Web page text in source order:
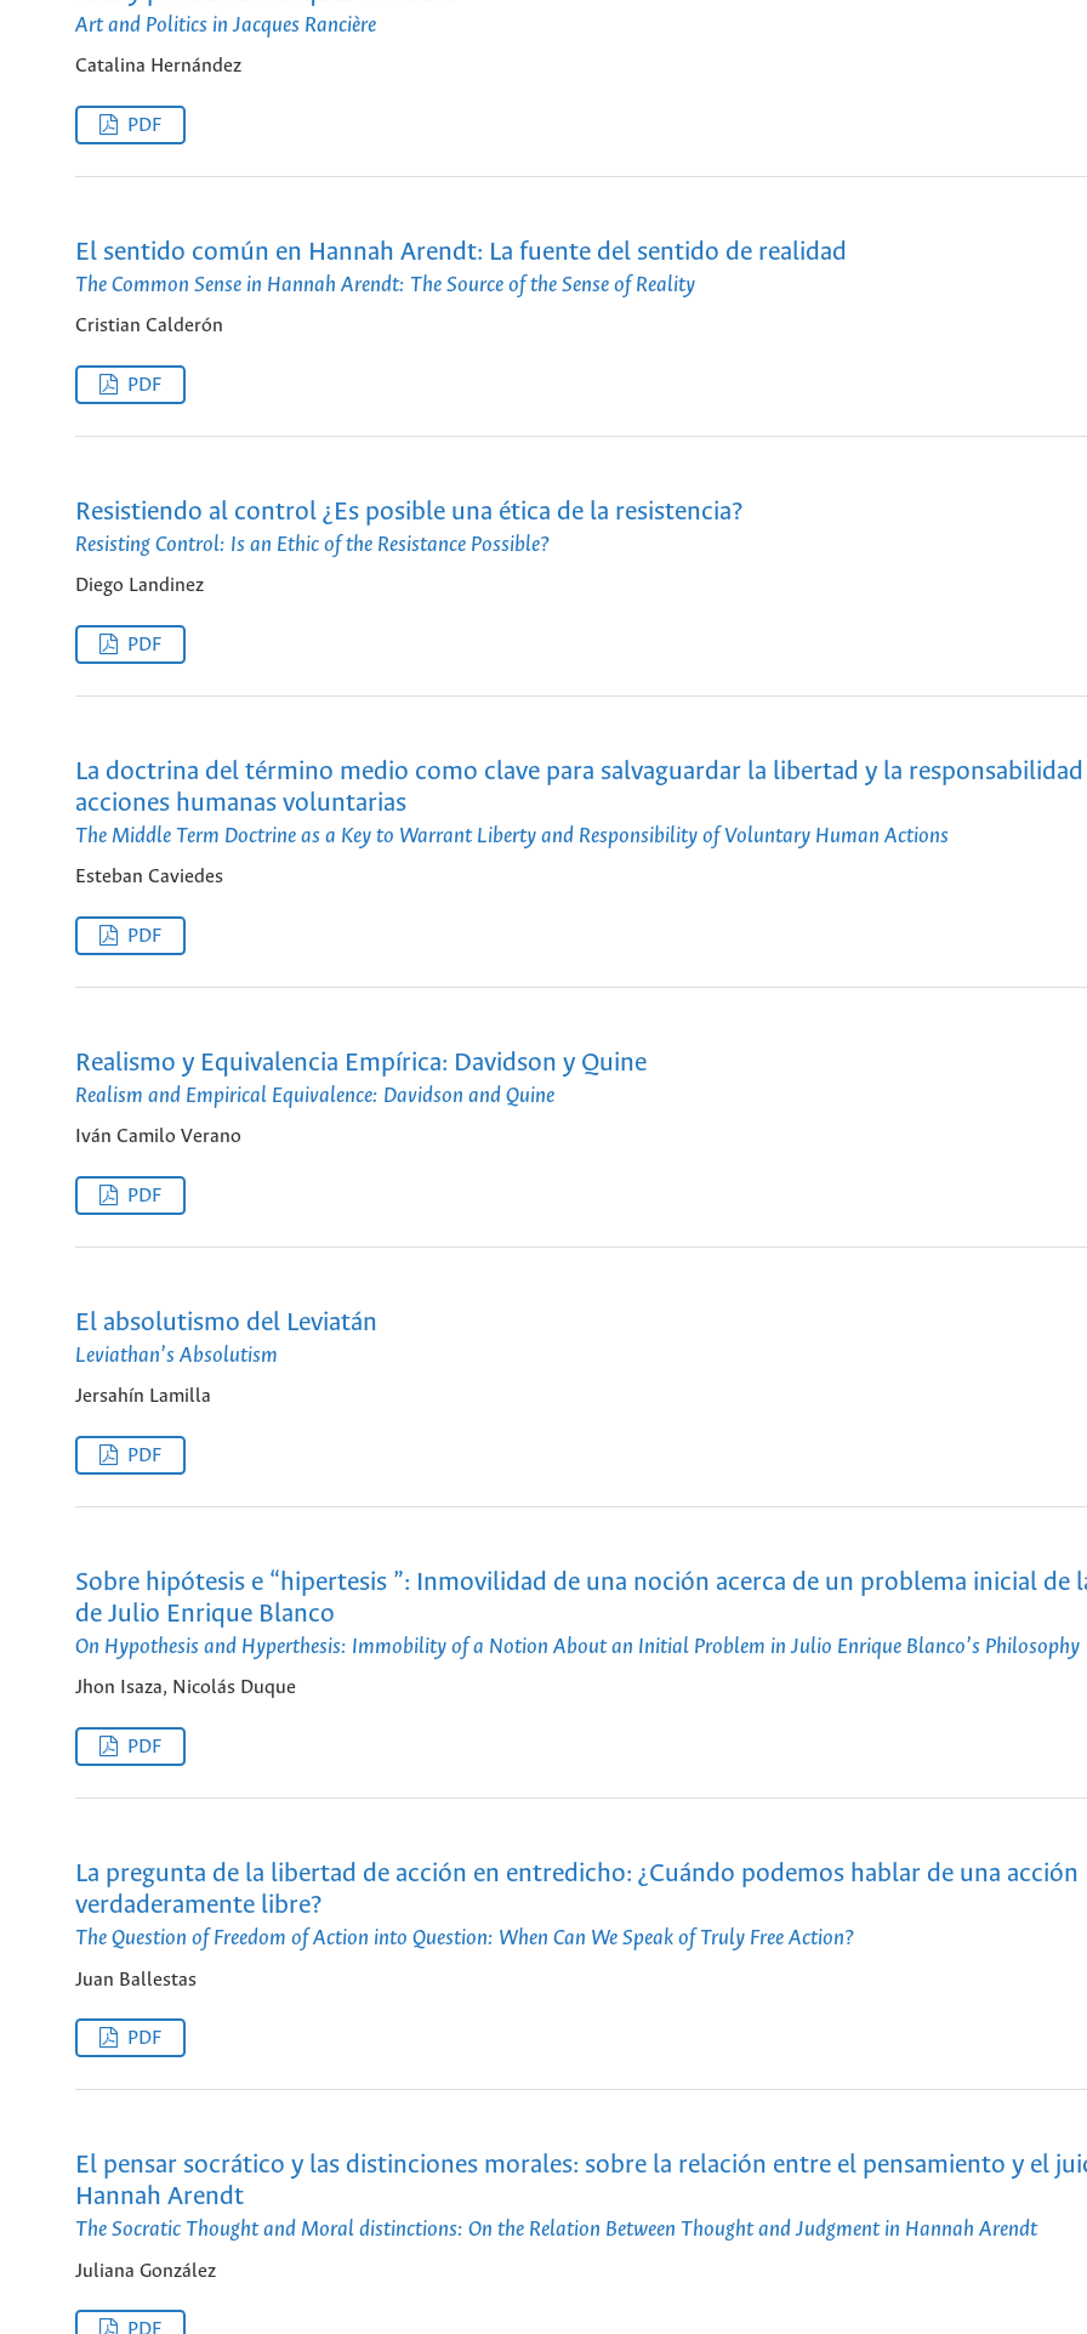
Art and Politics in Jacques Rancière
Catalina Hernández
PDF
El sentido común en Hannah Arendt: La fuente del sentido de realidad
The Common Sense in Hannah Arendt: The Source of the Sense of Reality
Cristian Calderón
PDF
Resistiendo al control ¿Es posible una ética de la resistencia?
Resisting Control: Is an Ethic of the Resistance Possible?
Diego Landinez
PDF
La doctrina del término medio como clave para salvaguardar la libertad y la responsabilidad
acciones humanas voluntarias
The Middle Term Doctrine as a Key to Warrant Liberty and Responsibility of Voluntary Human Actions
Esteban Caviedes
PDF
Realismo y Equivalencia Empírica: Davidson y Quine
Realism and Empirical Equivalence: Davidson and Quine
Iván Camilo Verano
PDF
El absolutismo del Leviatán
Leviathan’s Absolutism
Jersahín Lamilla
PDF
Sobre hipótesis e “hipertesis ”: Inmovilidad de una noción acerca de un problema inicial de
de Julio Enrique Blanco
On Hypothesis and Hyperthesis: Immobility of a Notion About an Initial Problem in Julio Enrique Blanco’s Philosophy
Jhon Isaza, Nicolás Duque
PDF
La pregunta de la libertad de acción en entredicho: ¿Cuándo podemos hablar de una acción
verdaderamente libre?
The Question of Freedom of Action into Question: When Can We Speak of Truly Free Action?
Juan Ballestas
PDF
El pensar socrático y las distinciones morales: sobre la relación entre el pensamiento y el
Hannah Arendt
The Socratic Thought and Moral distinctions: On the Relation Between Thought and Judgment in Hannah Arendt
Juliana González
PDF